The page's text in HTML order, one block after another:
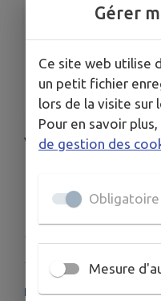
La Passerelle, 4,
5€00
Voir programme en
Télécharger la
PLUS
Gérer
Ce site web utilise
un petit fichier
lors de la visite sur
Pour en savoir
de gestion des
Obligatoire
Mesure